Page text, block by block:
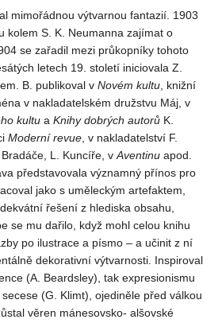
mimořádnou výtvarnou fantazií. 1903
kolem S. K. Neumanna zajímat o
se zařadil mezi průkopníky tohoto
letech 19. století iniciovala Z.
B. publikoval v Novém kultu , knižní
v nakladatelském družstvu Máj, v
kultu a Knihy dobrých autorů K.
Moderní revue , v nakladatelství F.
L. Kuncíře, v Aventinu apod.
představovala významný přínos pro
jako s uměleckým artefaktem,
řešení z hlediska obsahu,
se mu dařilo, když mohl celou knihu
po ilustrace a písmo – a učinit z ní
dekorativní výtvarnosti. Inspiroval
(A. Beardsley), tak expresionismu
(G. Klimt), ojediněle před válkou
věren mánesovsko- alšovské